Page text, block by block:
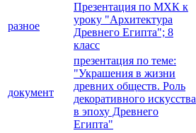
разное
Презентация по МХК к
уроку "Архитектура
Древнего Египта"; 8
класс
документ
презентация по теме:
"Украшения в жизни
древних обществ. Роль
декоративного искусства
в эпоху Древнего
Египта"